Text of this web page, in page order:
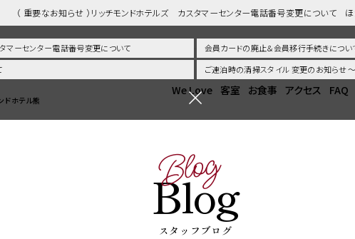
（ 重要なお知らせ ）リッチモンドホテルズ カスタマーセンター電話番号変更について
マーセンター電話番号変更について
会員カードの廃止＆会員移行手続きについ
ご連泊時の清掃スタイル 変更のお知らせ
ドホテル熊
We Love 客室 お食事 アクセス FAQ
Blog
Blog
スタッフブログ